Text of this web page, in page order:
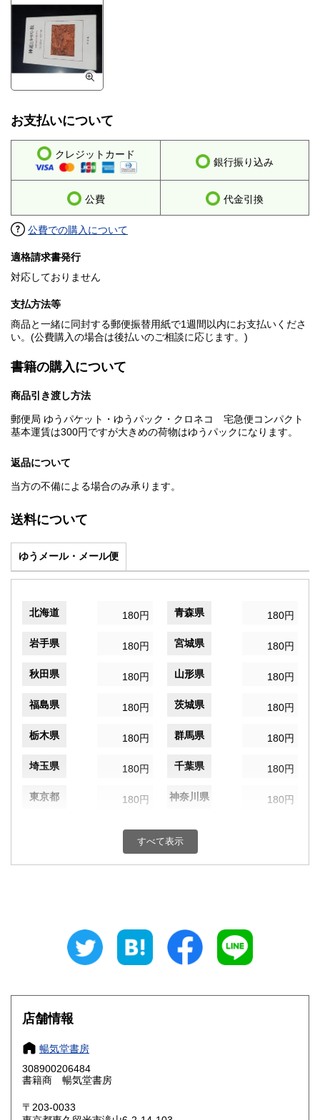
お支払いについて
クレジットカード
銀行振り込み
公費 代金引換
公費での購入について
適格請求書発行
対応しておりません
支払方法等
商品と一緒に同封する郵便振替用紙で1週間以内にお支払いくださ
い。(公費購入の場合は後払いのご相談に応じます。)
書籍の購入について
商品引き渡し方法
郵便局 ゆうパケット・ゆうパック・クロネコ 宅急便コンパクト
基本運賃は300円ですが大きめの荷物はゆうパックになります。
返品について
当方の不備による場合のみ承ります。
送料について
ゆうメール・メール便
北海道 180円 青森県 180円
岩手県 180円 宮城県 180円
秋田県 180円 山形県 180円
福島県 180円 茨城県 180円
栃木県 180円 群馬県 180円
埼玉県 180円 千葉県 180円
東京都 180円 神奈川県 180円
180円 富山県
180円 三重県
大阪府
奈良県
鳥取県
岡山県
すべて表示
店舗情報
暢気堂書房
308900206484
書籍商 暢気堂書房
〒203-0033